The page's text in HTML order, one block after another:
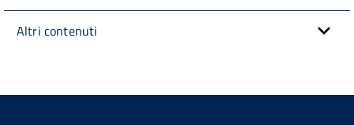
Altri contenuti